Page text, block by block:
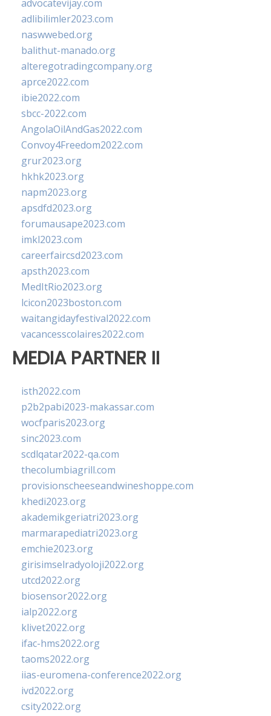
advocatevijay.com
adlibilimler2023.com
naswwebed.org
balithut-manado.org
alteregotradingcompany.org
aprce2022.com
ibie2022.com
sbcc-2022.com
AngolaOilAndGas2022.com
Convoy4Freedom2022.com
grur2023.org
hkhk2023.org
napm2023.org
apsdfd2023.org
forumausape2023.com
imkl2023.com
careerfaircsd2023.com
apsth2023.com
MedItRio2023.org
lcicon2023boston.com
waitangidayfestival2022.com
vacancesscolaires2022.com
MEDIA PARTNER II
isth2022.com
p2b2pabi2023-makassar.com
wocfparis2023.org
sinc2023.com
scdlqatar2022-qa.com
thecolumbiagrill.com
provisionscheeseandwineshoppe.com
khedi2023.org
akademikgeriatri2023.org
marmarapediatri2023.org
emchie2023.org
girisimselradyoloji2022.org
utcd2022.org
biosensor2022.org
ialp2022.org
klivet2022.org
ifac-hms2022.org
taoms2022.org
iias-euromena-conference2022.org
ivd2022.org
csity2022.org